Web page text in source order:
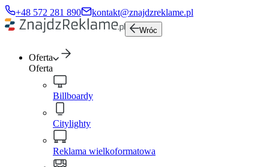
+48 572 281 890 kontakt@znajdzreklame.pl
Wróc
Oferta
Oferta
Billboardy
Citylighty
Reklama wielkoformatowa